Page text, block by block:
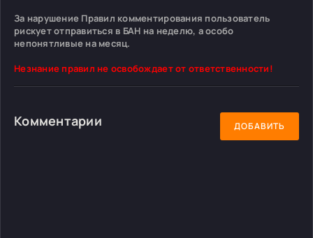
За нарушение Правил комментирования пользователь
рискует отправиться в БАН на неделю, а особо
непонятливые на месяц.
Незнание правил не освобождает от ответственности!
Комментарии ДОБАВИТЬ